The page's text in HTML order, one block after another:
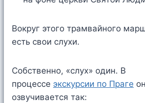
Вокруг этого трамвайного
есть свои слухи.
Собственно, «слух» один. В
процессе экскурсии по Праге
озвучивается так: